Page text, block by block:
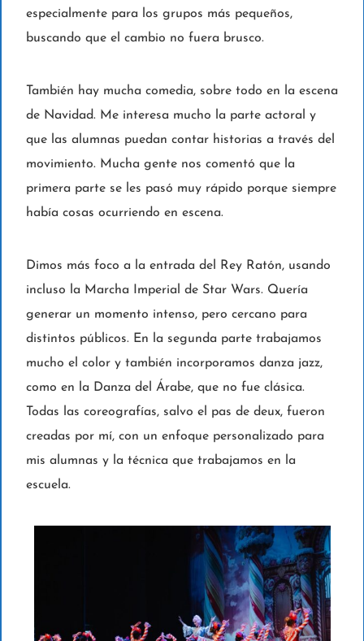
especialmente para los grupos más pequeños,
buscando que el cambio no fuera brusco.
También hay mucha comedia, sobre todo en la escena
de Navidad. Me interesa mucho la parte actoral y
que las alumnas puedan contar historias a través del
movimiento. Mucha gente nos comentó que la
primera parte se les pasó muy rápido porque siempre
había cosas ocurriendo en escena.
Dimos más foco a la entrada del Rey Ratón, usando
incluso la Marcha Imperial de Star Wars. Quería
generar un momento intenso, pero cercano para
distintos públicos. En la segunda parte trabajamos
mucho el color y también incorporamos danza jazz,
como en la Danza del Árabe, que no fue clásica.
Todas las coreografías, salvo el pas de deux, fueron
creadas por mí, con un enfoque personalizado para
mis alumnas y la técnica que trabajamos en la
escuela.